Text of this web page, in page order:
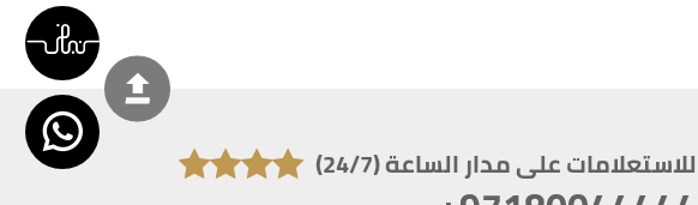
للاستعلامات على مدار الساعة (24/7)